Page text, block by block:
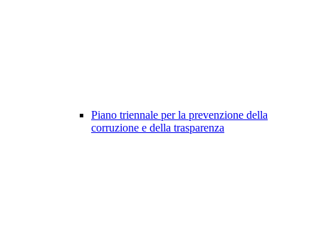
Piano triennale per la prevenzione della
corruzione e della trasparenza